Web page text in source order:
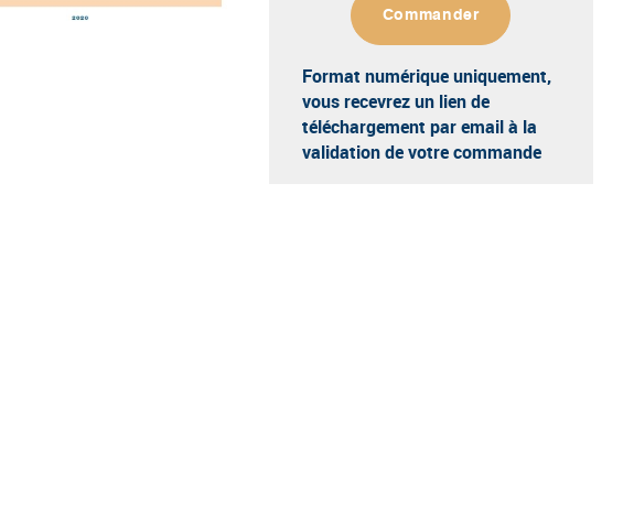
Commander
Format numérique uniquement,
vous recevrez un lien de
téléchargement par email à la
validation de votre commande